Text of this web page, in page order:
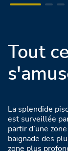
Tout
La splendide
est surveillée
partir d’une
baignade des
zone plus